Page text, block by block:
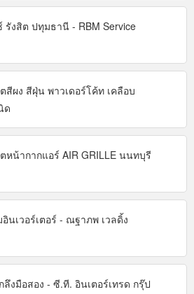
รังสิต ปทุมธานี - RBM Service
สีผง สีฝุ่น พาวเดอร์โค้ท เคลือบ
ด
หน้ากากแอร์ AIR GRILLE นนทบุรี
อินเวอร์เตอร์ - ณฐาภพ เวลดิ้ง
ลึงมือสอง - ซี.ที. อินเตอร์เทรด กรุ๊ป